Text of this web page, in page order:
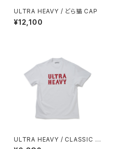
ULTRA HEAVY / どら猫 CAP
¥12,100
ULTRA HEAVY / CLASSIC L
OGO TEE